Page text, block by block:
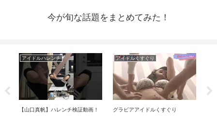
今が旬な話題をまとめてみた！
アイドルハレンチ
【山口真帆】ハレンチ検証動画！
アイドルくすぐり
グラビアアイドルくすぐり